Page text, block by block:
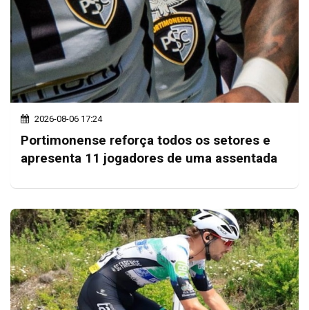
2026-08-06 17:24
Portimonense reforça todos os setores e
apresenta 11 jogadores de uma assentada